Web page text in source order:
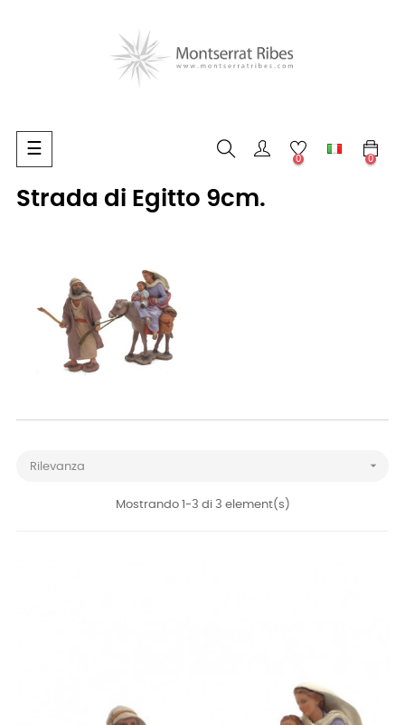
navigazione
Toggle
☰
0 0
Strada di Egitto 9cm.
Rilevanza 
Mostrando 1-3 di 3 element(s)